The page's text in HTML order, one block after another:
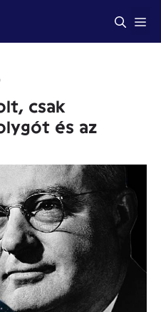
csak
és az